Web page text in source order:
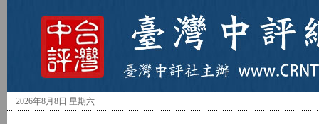
2026年8月8日 星期六